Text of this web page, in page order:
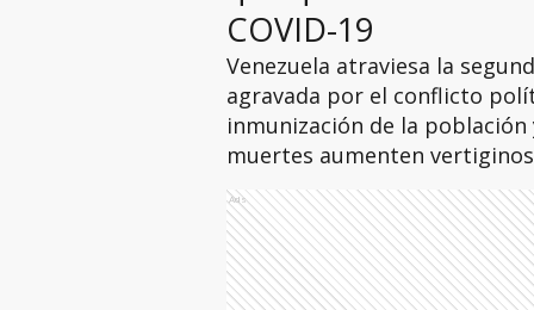
COVID-19
Venezuela atraviesa la
agravada por el conflicto
inmunización de la
muertes aumenten
Ads